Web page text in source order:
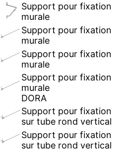
Support pour fixation
murale
Support pour fixation
murale
Support pour fixation
murale
Support pour fixation
murale
DORA
Support pour fixation
sur tube rond vertical
Support pour fixation
sur tube rond vertical